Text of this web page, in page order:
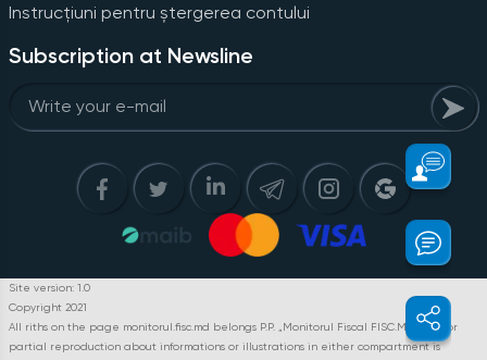
Instrucțiuni pentru ștergerea contului
Subscription at Newsline
Site version: 1.0
Copyright 2021
All riths on the page monitorul.fisc.md belongs P.P. „Monitorul Fiscal FISC.MD”. Full or
partial reproduction about informations or illustrations in either compartment is